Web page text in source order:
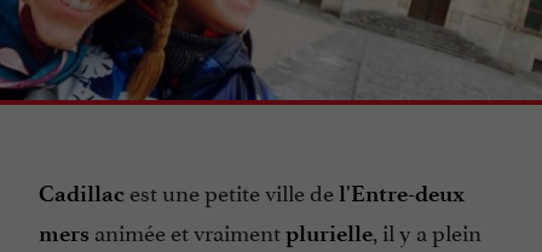
Cadillac est une petite ville del'Entre-deux
mers animée et vraimentplurielle, il y a plein